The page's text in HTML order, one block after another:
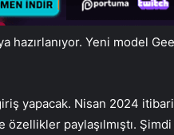
Yeni model
yapacak. Nisan 2024
paylaşılmıştı. Şimdi